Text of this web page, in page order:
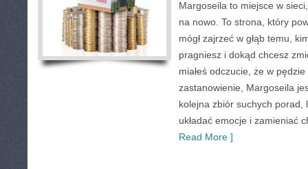
Margoseila to miejsce w
na nowo. To strona, który
mógł zajrzeć w głąb temu,
pragniesz i dokąd chcesz
miałeś odczucie, że w
zastanowienie, Margoseila
kolejna zbiór suchych
układać emocje i zamieniać
Read More ]